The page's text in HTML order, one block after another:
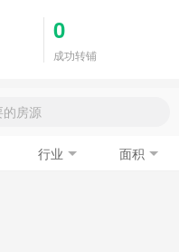
0
成功转铺
行业 面积